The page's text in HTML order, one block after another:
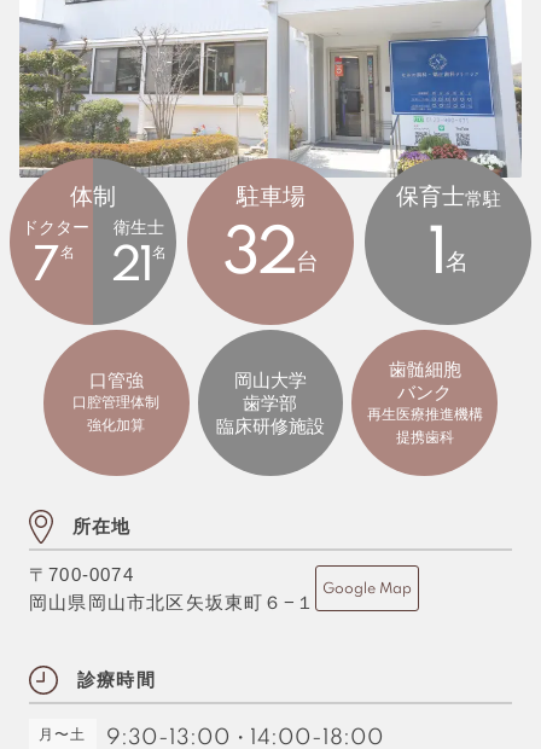
体制
ドクター
7 名
衛生士
21名
駐車場
32台
保育士常駐
1名
口管強
口腔管理体制
強化加算
岡山大学
歯学部
臨床研修施設
歯髄細胞
バンク
再生医療推進機構
提携歯科
所在地
〒700-0074
岡山県岡山市北区矢坂東町６−１
Google Map
診療時間
月〜土 9:30-13:00 ・ 14:00-18:00